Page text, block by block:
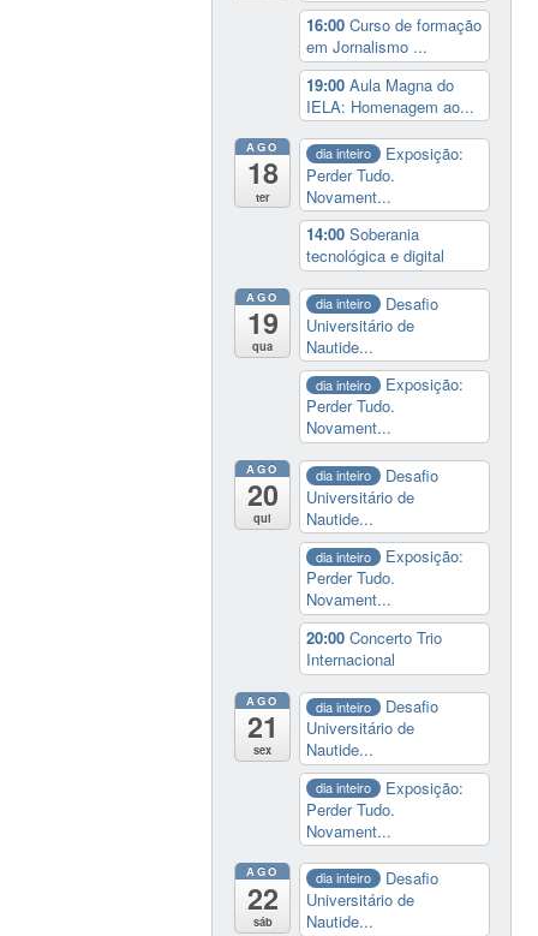
16:00Curso de formação
em Jornalismo ...
19:00Aula Magna do
IELA: Homenagem ao...
AGO
18
ter
dia inteiro
Exposição:
Perder Tudo.
Novament...
14:00Soberania
tecnológica e digital
AGO
19
qua
dia inteiro
Desafio
Universitário de
Nautide...
dia inteiro
Exposição:
Perder Tudo.
Novament...
AGO
20
qui
dia inteiro
Desafio
Universitário de
Nautide...
dia inteiro
Exposição:
Perder Tudo.
Novament...
20:00Concerto Trio
Internacional
AGO
21
sex
dia inteiro
Desafio
Universitário de
Nautide...
dia inteiro
Exposição:
Perder Tudo.
Novament...
AGO
22
sáb
dia inteiro
Desafio
Universitário de
Nautide...